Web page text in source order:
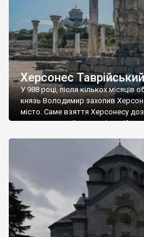
Херсонес
У 988 році, після кількох місяців
князь Володимир захопив
місто. Саме взяття Херсонесу
диктувати свої умови
Херсонесі Володимир-язичник,
А потім було Хрещення Русі. На